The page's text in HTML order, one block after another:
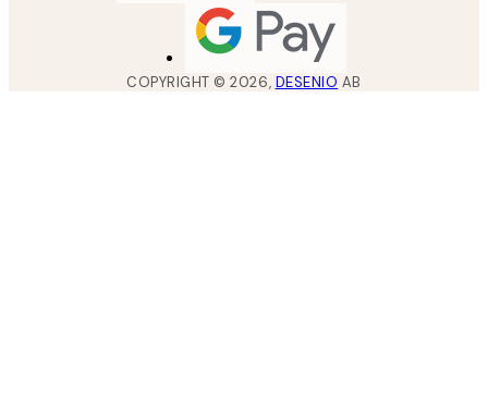
COPYRIGHT ©2026, DESENIO AB